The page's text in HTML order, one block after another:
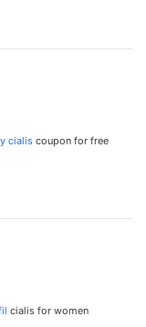
cialis coupon for free
cialis for women